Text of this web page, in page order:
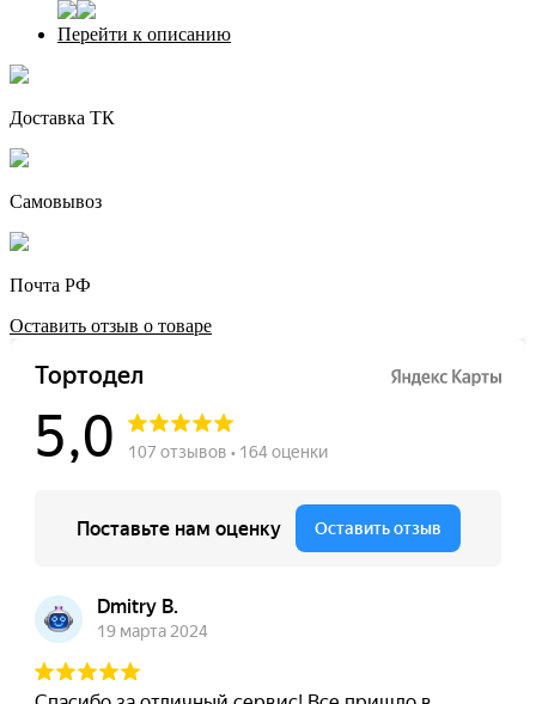
Перейти к описанию
Доставка ТК
Самовывоз
Почта РФ
Оставить отзыв о товаре